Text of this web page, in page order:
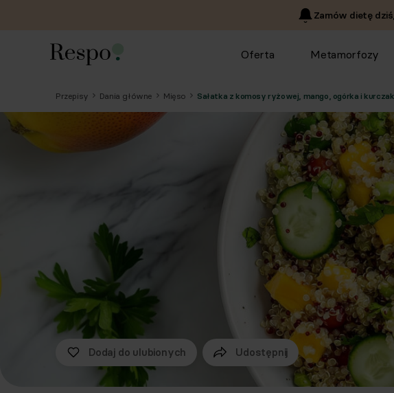
Zamów dietę
Oferta Metamorfozy
Przepisy Dania główne Mięso Sałatka z komosy ryżowej, mango, ogórka i
Dodaj do ulubionych Udostępnij